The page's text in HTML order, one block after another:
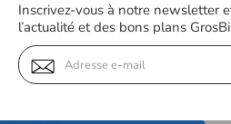
Inscrivez-vous à notre newsletter
l’actualité et des bons plans